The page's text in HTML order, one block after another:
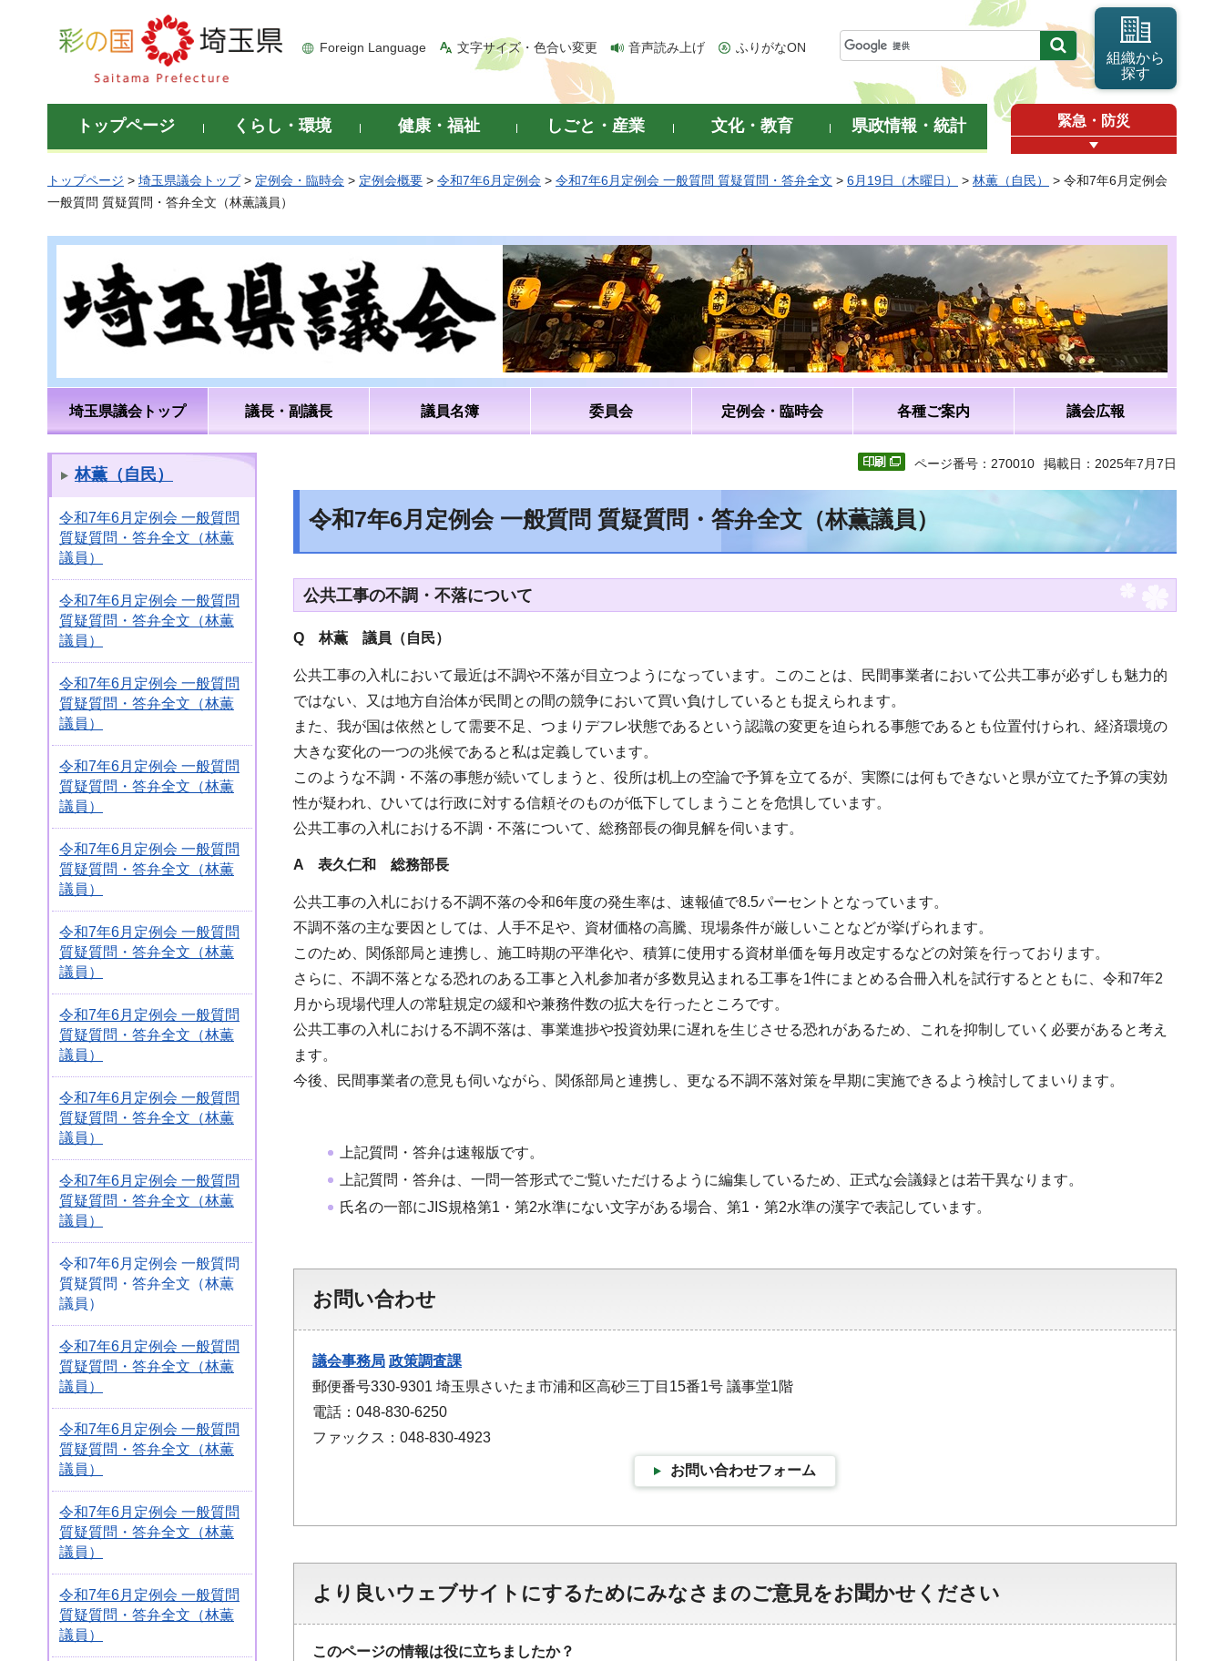
彩の国 埼玉県
Foreign Language 文字サイズ・色合い変更 音声読み上げ ふりがなON
組織から
探す
トップページ くらし・環境 健康・福祉 しごと・産業 文化・教育 県政情報・統計 緊急・防災
トップページ > 埼玉県議会トップ> 定例会・臨時会 > 定例会概要 > 令和7年6月定例会 > 令和7年6月定例会 一般質問 質疑質問・答弁全文 > 6月19日（木曜日） > 林薫（自民）
> 令和7年6月定例会
一般質問 質疑質問・答弁全文（林薫議員）
埼玉県議会トップ 議長・副議長 議員名簿 委員会 定例会・臨時会 各種ご案内 議会広報
林薫（自民）
令和7年6月定例会 一般質問
質疑質問・答弁全文（林薫
議員）
令和7年6月定例会 一般質問
質疑質問・答弁全文（林薫
議員）
令和7年6月定例会 一般質問
質疑質問・答弁全文（林薫
議員）
令和7年6月定例会 一般質問
質疑質問・答弁全文（林薫
議員）
令和7年6月定例会 一般質問
質疑質問・答弁全文（林薫
議員）
令和7年6月定例会 一般質問
質疑質問・答弁全文（林薫
議員）
令和7年6月定例会 一般質問
質疑質問・答弁全文（林薫
議員）
令和7年6月定例会 一般質問
質疑質問・答弁全文（林薫
議員）
令和7年6月定例会 一般質問
質疑質問・答弁全文（林薫
議員）
令和7年6月定例会 一般質問
質疑質問・答弁全文（林薫
議員）
令和7年6月定例会 一般質問
質疑質問・答弁全文（林薫
議員）
令和7年6月定例会 一般質問
質疑質問・答弁全文（林薫
議員）
令和7年6月定例会 一般質問
質疑質問・答弁全文（林薫
議員）
令和7年6月定例会 一般質問
質疑質問・答弁全文（林薫
議員）
ページ番号：270010 掲載日：2025年7月7日
令和7年6月定例会 一般質問 質疑質問・答弁全文（林薫議員）
公共工事の不調・不落について
Q 林薫 議員（自民）
公共工事の入札において最近は不調や不落が目立つようになっています。このことは、民間事業者において公共工事が必ずしも魅力的
ではない、又は地方自治体が民間との間の競争において買い負けしているとも捉えられます。
また、我が国は依然として需要不足、つまりデフレ状態であるという認識の変更を迫られる事態であるとも位置付けられ、経済環境の
大きな変化の一つの兆候であると私は定義しています。
このような不調・不落の事態が続いてしまうと、役所は机上の空論で予算を立てるが、実際には何もできないと県が立てた予算の実効
性が疑われ、ひいては行政に対する信頼そのものが低下してしまうことを危惧しています。
公共工事の入札における不調・不落について、総務部長の御見解を伺います。
A 表久仁和 総務部長
公共工事の入札における不調不落の令和6年度の発生率は、速報値で8.5パーセントとなっています。
不調不落の主な要因としては、人手不足や、資材価格の高騰、現場条件が厳しいことなどが挙げられます。
このため、関係部局と連携し、施工時期の平準化や、積算に使用する資材単価を毎月改定するなどの対策を行っております。
さらに、不調不落となる恐れのある工事と入札参加者が多数見込まれる工事を1件にまとめる合冊入札を試行するとともに、令和7年2
月から現場代理人の常駐規定の緩和や兼務件数の拡大を行ったところです。
公共工事の入札における不調不落は、事業進捗や投資効果に遅れを生じさせる恐れがあるため、これを抑制していく必要があると考え
ます。
今後、民間事業者の意見も伺いながら、関係部局と連携し、更なる不調不落対策を早期に実施できるよう検討してまいります。
上記質問・答弁は速報版です。
上記質問・答弁は、一問一答形式でご覧いただけるように編集しているため、正式な会議録とは若干異なります。
氏名の一部にJIS規格第1・第2水準にない文字がある場合、第1・第2水準の漢字で表記しています。
お問い合わせ
議会事務局 政策調査課
郵便番号330-9301 埼玉県さいたま市浦和区高砂三丁目15番1号 議事堂1階
電話：048-830-6250
ファックス：048-830-4923
お問い合わせフォーム
より良いウェブサイトにするためにみなさまのご意見をお聞かせください
このページの情報は役に立ちましたか？